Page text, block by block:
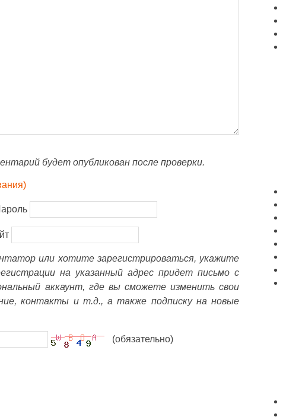
будет опубликован после проверки.
или хотите зарегистрироваться, укажите
на указанный адрес придет письмо с
аккаунт, где вы сможете изменить свои
контакты и т.д., а также подписку на новые
(обязательно)